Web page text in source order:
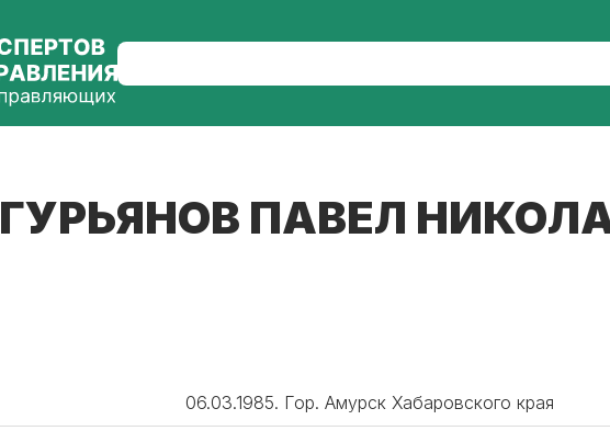
ГУРЬЯНОВ ПАВЕЛ
06.03.1985. Гор. Амурск Хабаровского края